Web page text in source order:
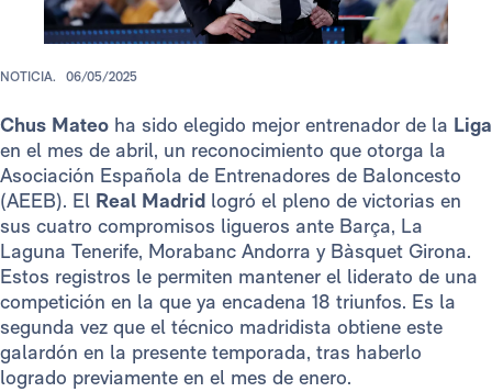
NOTICIA. 06/05/2025
Chus Mateo ha sido elegido mejor entrenador de la Liga
en el mes de abril, un reconocimiento que otorga la
Asociación Española de Entrenadores de Baloncesto
(AEEB). El Real Madrid logró el pleno de victorias en
sus cuatro compromisos ligueros ante Barça, La
Laguna Tenerife, Morabanc Andorra y Bàsquet Girona.
Estos registros le permiten mantener el liderato de una
competición en la que ya encadena 18 triunfos. Es la
segunda vez que el técnico madridista obtiene este
galardón en la presente temporada, tras haberlo
logrado previamente en el mes de enero.